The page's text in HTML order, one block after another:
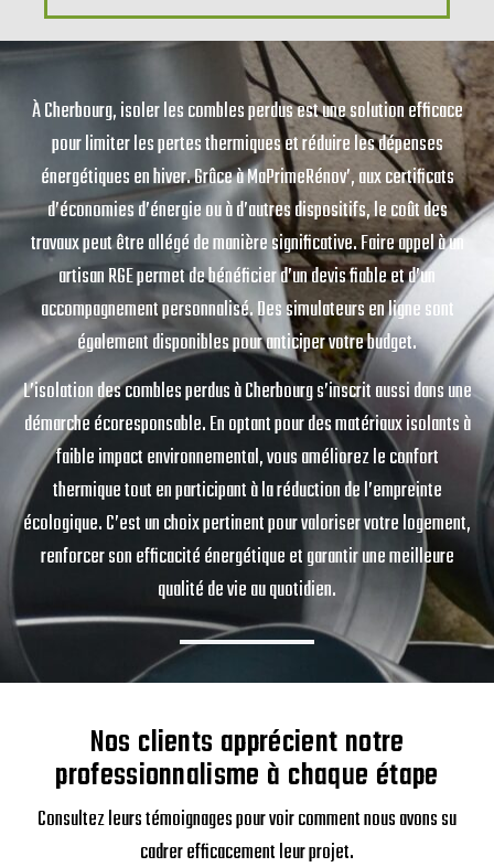
À Cherbourg, isoler les combles perdus est une solution efficace
pour limiter les pertes thermiques et réduire les dépenses
énergétiques en hiver. Grâce à MaPrimeRénov’, aux certificats
d’économies d’énergie ou à d’autres dispositifs, le coût des
travaux peut être allégé de manière significative. Faire appel à un
artisan RGE permet de bénéficier d’un devis fiable et d’un
accompagnement personnalisé. Des simulateurs en ligne sont
également disponibles pour anticiper votre budget.
L’isolation des combles perdus à Cherbourg s’inscrit aussi dans une
démarche écoresponsable. En optant pour des matériaux isolants à
faible impact environnemental, vous améliorez le confort
thermique tout en participant à la réduction de l’empreinte
écologique. C’est un choix pertinent pour valoriser votre logement,
renforcer son efficacité énergétique et garantir une meilleure
qualité de vie au quotidien.
Nos clients apprécient notre
professionnalisme à chaque étape
Consultez leurs témoignages pour voir comment nous avons su
cadrer efficacement leur projet.